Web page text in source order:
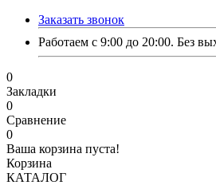
Заказать звонок
Работаем с 9:00 до 20:00. Без
0
Закладки
0
Сравнение
0
Ваша корзина пуста!
Корзина
КАТАЛОГ